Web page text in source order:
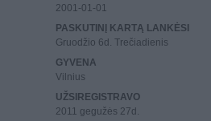
2001-01-01
PASKUTINĮ KARTĄ LANKĖSI
Gruodžio 6d. Trečiadienis
GYVENA
Vilnius
UŽSIREGISTRAVO
2011 gegužės 27d.